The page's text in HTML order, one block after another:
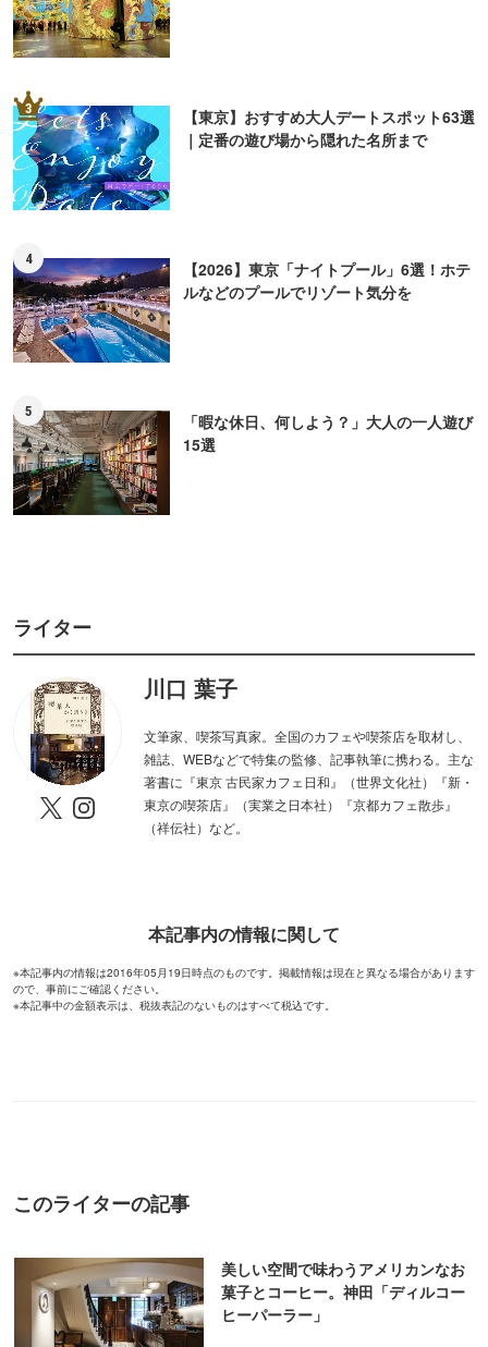
3
【東京】おすすめ大人デートスポット63選
｜定番の遊び場から隠れた名所まで
4
【2026】東京「ナイトプール」6選！ホテ
ルなどのプールでリゾート気分を
5
「暇な休日、何しよう？」大人の一人遊び
15選
ライター
川口 葉子
文筆家、喫茶写真家。全国のカフェや喫茶店を取材し、
雑誌、WEBなどで特集の監修、記事執筆に携わる。主な
著書に『東京 古民家カフェ日和』（世界文化社）『新・
東京の喫茶店』（実業之日本社）『京都カフェ散歩』
（祥伝社）など。
本記事内の情報に関して
※本記事内の情報は2016年05月19日時点のものです。掲載情報は現在と異なる場合があります
ので、事前にご確認ください。
※本記事中の金額表示は、税抜表記のないものはすべて税込です。
このライターの記事
美しい空間で味わうアメリカンなお
菓子とコーヒー。神田「ディルコー
ヒーパーラー」